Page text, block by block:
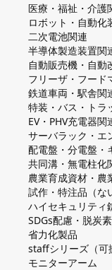
医療・福祉・介護
ロボット・自動化
二次電池関連
半導体製造装置関
自動販売機・自動
フリーザ・フード
鉄道車両・駅舎関
特装・バス・トラ
EV・PHV充電器関
サーバラック・エ
配電盤・分電盤・
共同溝・無電柱化
農業育成資材・農
試作・特注品（な
ハイセキュリティ
SDGs配慮・脱炭素
省力化製品
staffシリーズ（可
モニターアーム